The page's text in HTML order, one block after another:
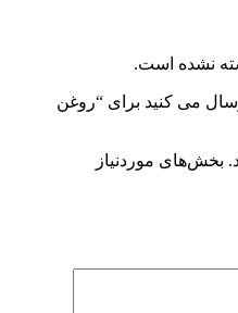
نشده است.
می کنید برای “روغن
بخش‌های موردنیاز